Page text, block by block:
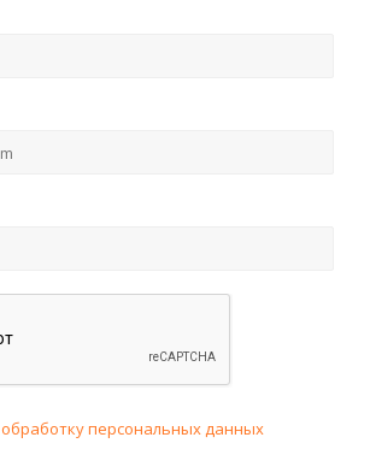
обработку персональных данных